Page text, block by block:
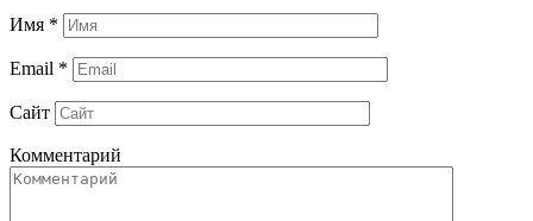
Имя *
Email *
Сайт
Комментарий